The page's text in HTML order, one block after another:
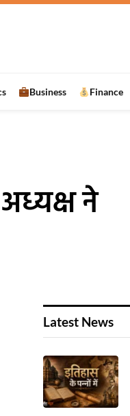
Business Finance
ने
Latest News